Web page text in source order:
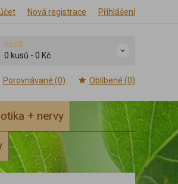
Nová registrace Přihlášení
Košík
0 kusů - 0 Kč
Porovnávané (0) Oblíbené (0)
+ nervy